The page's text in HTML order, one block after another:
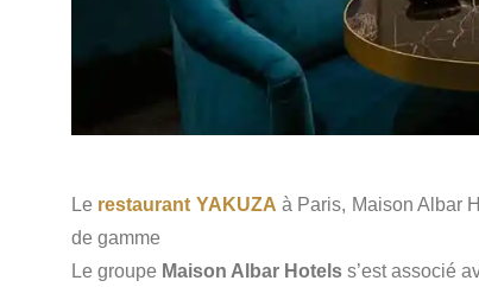
Le restaurant YAKUZA à Paris, Maison Albar
de gamme
Le groupe Maison Albar Hotels s’est associé